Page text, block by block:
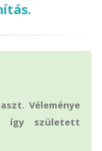
Véleménye
így született